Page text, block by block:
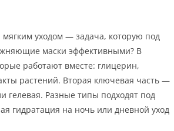
уходом — задача, которую под
маски эффективными? В
работают вместе: глицерин,
растений. Вторая ключевая часть —
гелевая. Разные типы подходят под
гидратация на ночь или дневной уход